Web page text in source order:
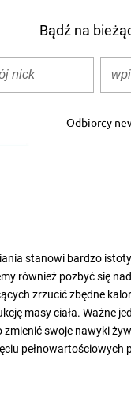
Bądź na
Odbiorcy
stanowi bardzo
również pozbyć się
zrzucić zbędne
masy ciała. Ważne
swoje nawyki